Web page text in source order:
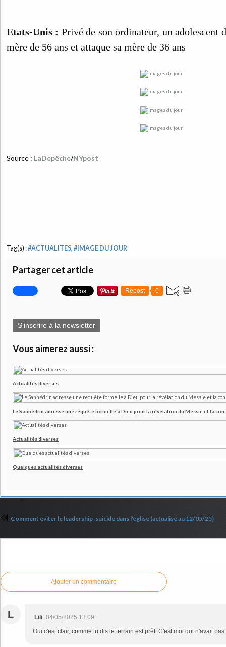
Etats-Unis : Privé de son ordinateur, un adolescent
mère de 56 ans et attaque sa mère de 36 ans
Source : LaDepêche/NYpost
Tag(s) :#ACTUALITES, #IMAGE DU JOUR
Partager cet article
Repost 0
S'inscrire à la newsletter
Vous aimerez aussi :
Actualités diverses
Le Sanhédrin adresse une requête formelle à Dieu pour la révélation du Messie et la
Actualités diverses
Quelques actualités diverses
Comment éviter le leadership-suicide dans l'église (actualisé au 12/05/25)
Ajouter un commentaire
L Lili 04/05/2025 13:09
Oui c'est clair, comme tu dis le terrain est prêt. C'est moi qui n'avait